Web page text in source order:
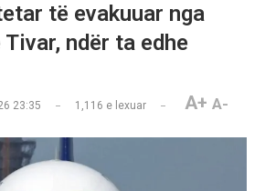
të evakuuar nga
Tivar, ndër ta edhe
23:35 1,116 e lexuar A+ A-